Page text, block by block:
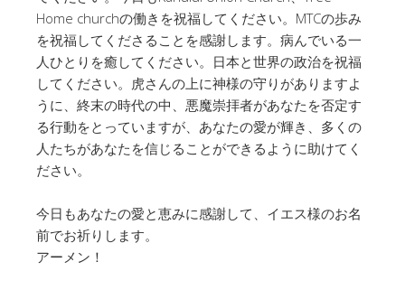
Home churchの働きを祝福してください。MTCの歩み
を祝福してくださることを感謝します。病んでいる一
人ひとりを癒してください。日本と世界の政治を祝福
してください。虎さんの上に神様の守りがありますよ
うに、終末の時代の中、悪魔崇拝者があなたを否定す
る行動をとっていますが、あなたの愛が輝き、多くの
人たちがあなたを信じることができるように助けてく
ださい。
今日もあなたの愛と恵みに感謝して、イエス様のお名
前でお祈りします。
アーメン！